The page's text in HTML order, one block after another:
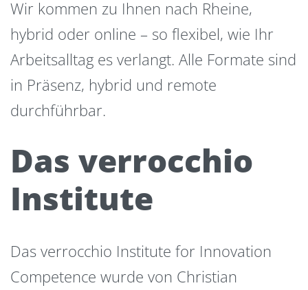
Wir kommen zu Ihnen nach Rheine,
hybrid oder online – so flexibel, wie Ihr
Arbeitsalltag es verlangt. Alle Formate sind
in Präsenz, hybrid und remote
durchführbar.
Das verrocchio
Institute
Das verrocchio Institute for Innovation
Competence wurde von Christian